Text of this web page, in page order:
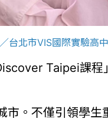
台北市VIS國際實驗高
Taipei課
。不僅引領學